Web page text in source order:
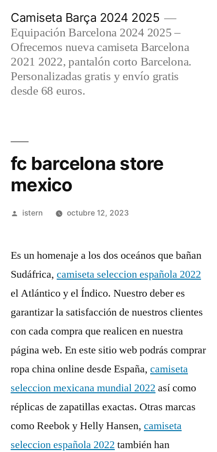
contenido
Camiseta Barça 2024 2025
Equipación Barcelona 2024 2025 –
Ofrecemos nueva camiseta Barcelona
2021 2022, pantalón corto Barcelona.
Personalizadas gratis y envío gratis
desde 68 euros.
fc barcelona store
mexico
Publicado
istern octubre 12, 2023
Es un homenaje a los dos oceános que bañan
Sudáfrica, camiseta seleccion española 2022
el Atlántico y el Índico. Nuestro deber es
garantizar la satisfacción de nuestros clientes
con cada compra que realicen en nuestra
página web. En este sitio web podrás comprar
ropa china online desde España, camiseta
seleccion mexicana mundial 2022 así como
réplicas de zapatillas exactas. Otras marcas
como Reebok y Helly Hansen, camiseta
seleccion española 2022 también han